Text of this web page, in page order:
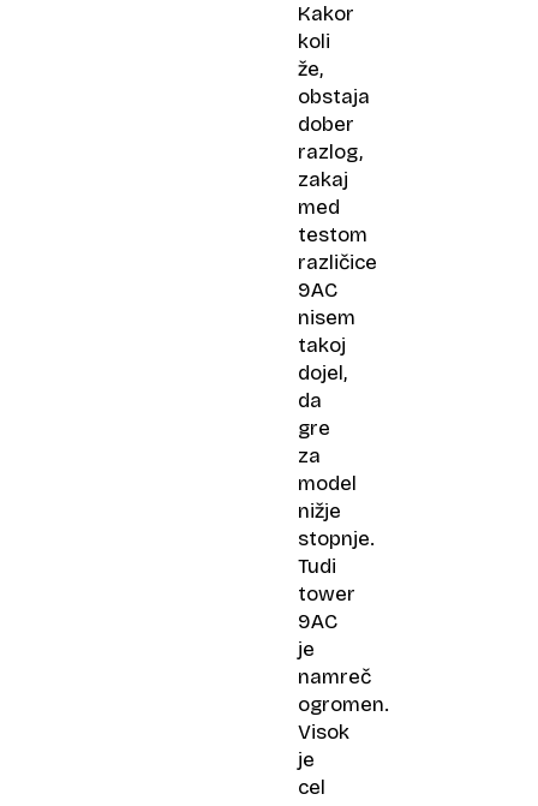
Kakor
koli
že,
obstaja
dober
razlog,
zakaj
med
testom
različice
9AC
nisem
takoj
dojel,
da
gre
za
model
nižje
stopnje.
Tudi
tower
9AC
je
namreč
ogromen.
Visok
je
cel